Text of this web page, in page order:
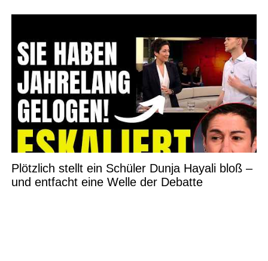
Plötzlich stellt ein Schüler Dunja Hayali bloß –
und entfacht eine Welle der Debatte